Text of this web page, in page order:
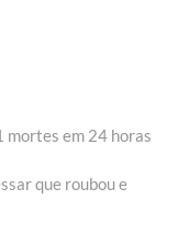
em 24 horas
que roubou e